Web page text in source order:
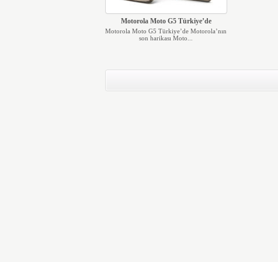
Motorola Moto G5 Türkiye’de
Motorola Moto G5 Türkiye’de Motorola’nın
son harikası Moto...